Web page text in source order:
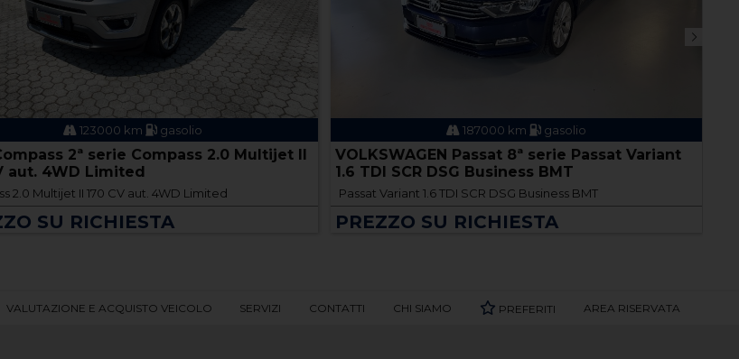
123000 km gasolio
2ª serie Compass 2.0 Multijet II
aut. 4WD Limited
2.0 Multijet II 170 CV aut. 4WD Limited
SU RICHIESTA
187000 km gasolio
VOLKSWAGEN Passat 8ª serie Passat Variant
1.6 TDI SCR DSG Business BMT
Passat Variant 1.6 TDI SCR DSG Business BMT
PREZZO SU RICHIESTA
VALUTAZIONE E ACQUISTO VEICOLO SERVIZI CONTATTI CHI SIAMO PREFERITI AREA RISERVATA